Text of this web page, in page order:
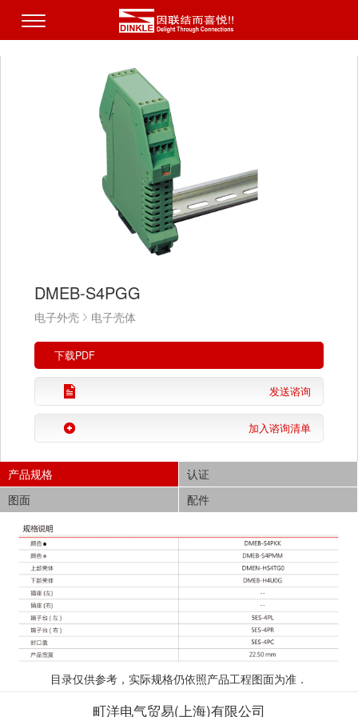
DMEB-S4PGG
电子外壳 电子壳体
下载PDF
发送谘询
加入谘询清单
产品规格
认证
图面
配件
目录仅供参考，实际规格仍依照产品工程图面为准．
町洋电气贸易(上海)有限公司